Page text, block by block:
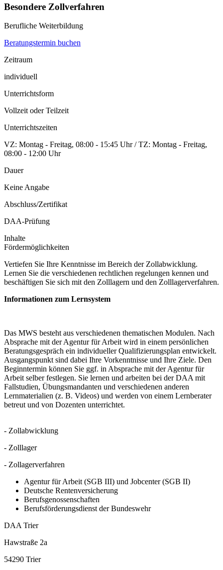
Besondere Zollverfahren
Berufliche Weiterbildung
Beratungstermin buchen
Zeitraum
individuell
Unterrichtsform
Vollzeit oder Teilzeit
Unterrichtszeiten
VZ: Montag - Freitag, 08:00 - 15:45 Uhr / TZ: Montag - Freitag,
08:00 - 12:00 Uhr
Dauer
Keine Angabe
Abschluss/Zertifikat
DAA-Prüfung
Inhalte
Fördermöglichkeiten
Vertiefen Sie Ihre Kenntnisse im Bereich der Zollabwicklung.
Lernen Sie die verschiedenen rechtlichen regelungen kennen und
beschäftigen Sie sich mit den Zolllagern und den Zolllagerverfahren.
Informationen zum Lernsystem
Das MWS besteht aus verschiedenen thematischen Modulen. Nach
Absprache mit der Agentur für Arbeit wird in einem persönlichen
Beratungsgespräch ein individueller Qualifizierungsplan entwickelt.
Ausgangspunkt sind dabei Ihre Vorkenntnisse und Ihre Ziele. Den
Beginntermin können Sie ggf. in Absprache mit der Agentur für
Arbeit selber festlegen. Sie lernen und arbeiten bei der DAA mit
Fallstudien, Übungsmandanten und verschiedenen anderen
Lernmaterialien (z. B. Videos) und werden von einem Lernberater
betreut und von Dozenten unterrichtet.
- Zollabwicklung
- Zolllager
- Zollagerverfahren
Agentur für Arbeit (SGB III) und Jobcenter (SGB II)
Deutsche Rentenversicherung
Berufsgenossenschaften
Berufsförderungsdienst der Bundeswehr
DAA Trier
Hawstraße 2a
54290 Trier